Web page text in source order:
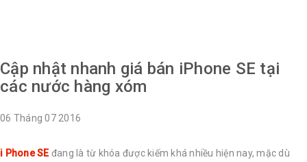
Cập nhật nhanh giá bán iPhone SE tại
các nước hàng xóm
06 Tháng 07 2016
i Phone SE đang là từ khóa được kiếm khá nhiều hiện nay, mặc dù